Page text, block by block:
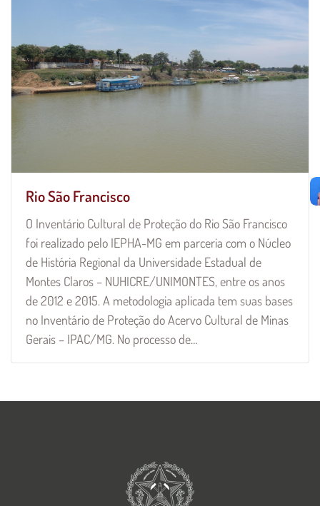
Rio São Francisco
O Inventário Cultural de Proteção do Rio São Francisco
foi realizado pelo IEPHA-MG em parceria com o Núcleo
de História Regional da Universidade Estadual de
Montes Claros – NUHICRE/UNIMONTES, entre os anos
de 2012 e 2015. A metodologia aplicada tem suas bases
no Inventário de Proteção do Acervo Cultural de Minas
Gerais – IPAC/MG. No processo de…
Imagem